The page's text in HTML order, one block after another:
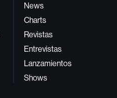
News
Charts
Revistas
Entrevistas
Lanzamientos
Shows